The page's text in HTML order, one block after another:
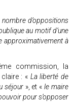
nombre d’oppositions
au motif d’une
approximativement à
commission, la
: «La liberté de
séjour», et « le maire
pour s’opposer